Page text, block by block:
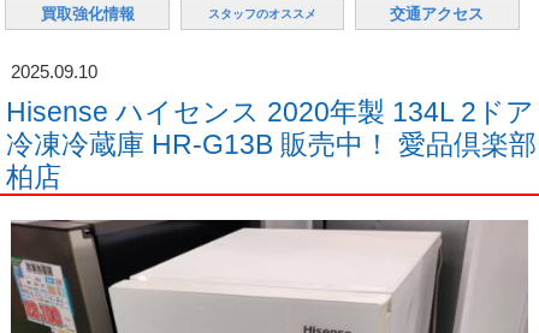
買取強化情報 スタッフのオススメ 交通アクセス
2025.09.10
Hisense ハイセンス 2020年製 134L 2ドア
冷凍冷蔵庫 HR-G13B 販売中！ 愛品倶楽部
柏店